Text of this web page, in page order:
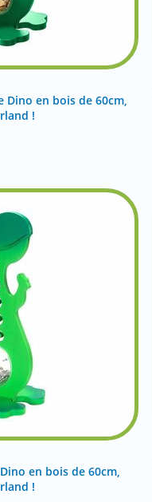
en bois de 60cm,
!
en bois de 60cm,
!